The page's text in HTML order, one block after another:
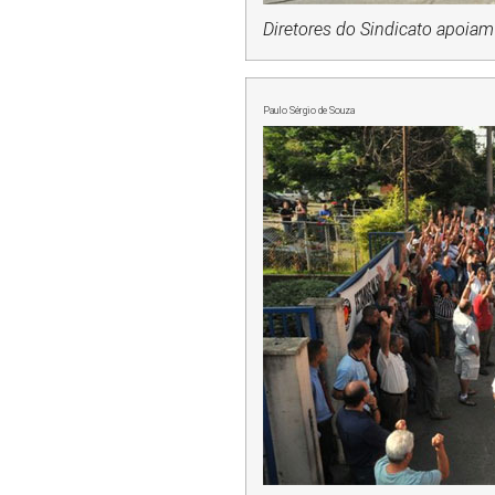
Diretores do Sindicato
Paulo Sérgio de Souza